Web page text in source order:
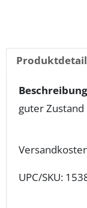
Beschreibung
guter Zustand
UPC/SKU: